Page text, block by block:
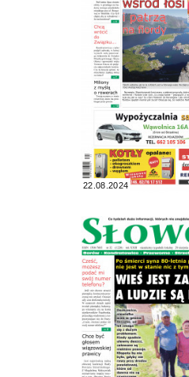
22.08.2024